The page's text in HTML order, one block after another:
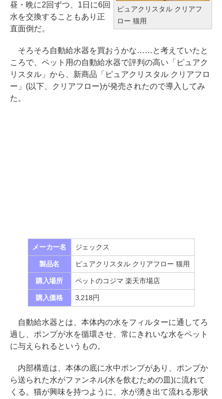
ピュアクリスタル クリアフ
ロー 猫用
昼・晩に2回ずつ、1日に6回
水を交換することもあり正
直面倒だ。
そろそろ自動給水器を買おうかな……と考えていたと
ころで、ペット用の自動給水器で評判の高い「ピュアク
リスタル」から、新商品「ピュアクリスタル クリアフロ
ー」(以下、クリアフロー)が発売されたので導入してみ
た。
メーカー名 ジェックス
製品名 ピュアクリスタル クリアフロー 猫用
購入場所 ペットのコジマ 楽天市場店
購入価格 3,218円
自動給水器とは、本体内の水をフィルターに通してろ
過し、ポンプが水を循環させ、常にきれいな水をペット
に与えられるというもの。
内部構造は、本体の底に水中ポンプがあり、ポンプか
ら送られた水がファンネル(水を飲むための皿)に流れて
くる。猫が興味を持つように、水が湧き出て流れる形状